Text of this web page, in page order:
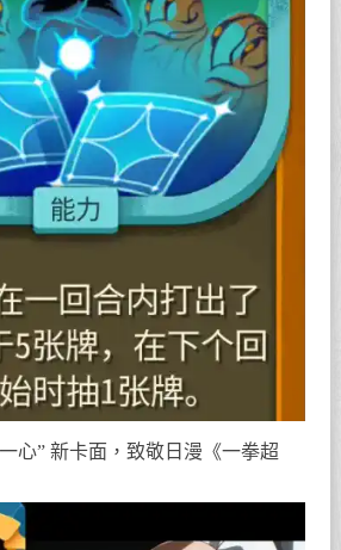
心” 新卡面，致敬日漫《一拳超